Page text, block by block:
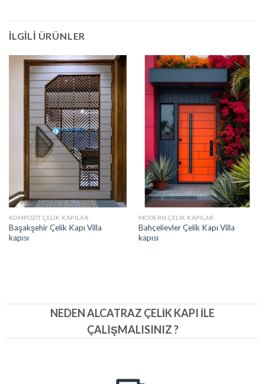
İLGILI ÜRÜNLER
KOMPOZIT ÇELIK KAPILAR
Başakşehir Çelik Kapı Villa
kapısı
MODERN ÇELIK KAPILAR
Bahçelievler Çelik Kapı Villa
kapısı
NEDEN ALCATRAZ ÇELIK KAPI İLE
ÇALIŞMALISINIZ ?